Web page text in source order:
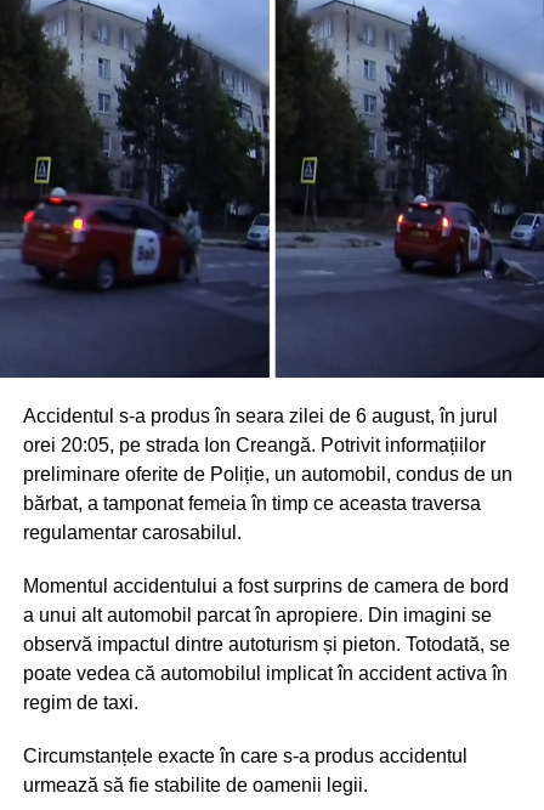
Accidentul s-a produs în seara zilei de 6 august, în jurul
orei 20:05, pe strada Ion Creangă. Potrivit informațiilor
preliminare oferite de Poliție, un automobil, condus de un
bărbat, a tamponat femeia în timp ce aceasta traversa
regulamentar carosabilul.
Momentul accidentului a fost surprins de camera de bord
a unui alt automobil parcat în apropiere. Din imagini se
observă impactul dintre autoturism și pieton. Totodată, se
poate vedea că automobilul implicat în accident activa în
regim de taxi.
Circumstanțele exacte în care s-a produs accidentul
urmează să fie stabilite de oamenii legii.